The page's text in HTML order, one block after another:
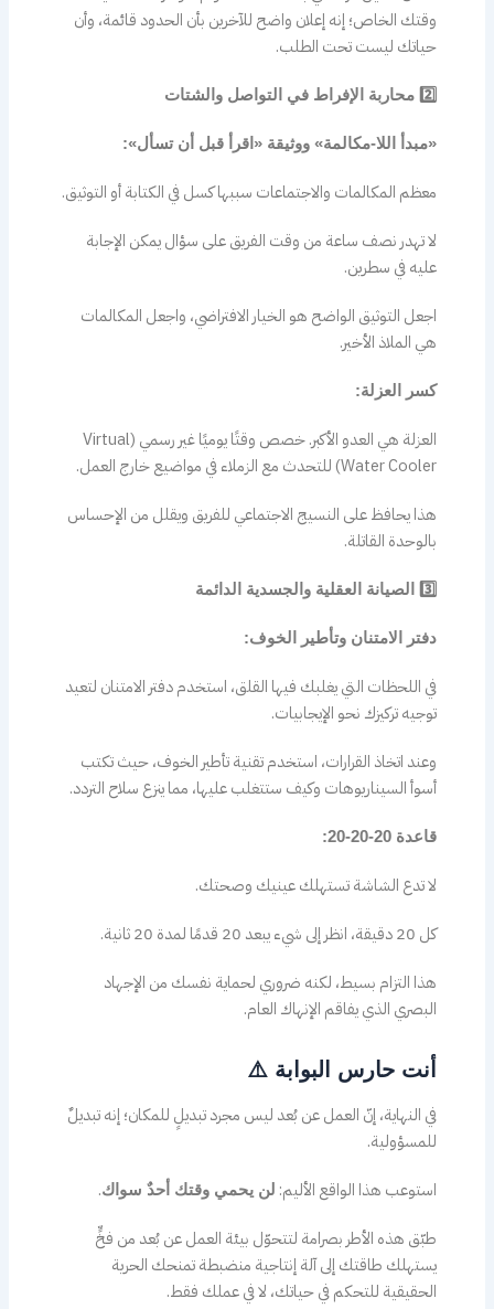
وقتك الخاص؛ إنه إعلان واضح للآخرين بأن الحدود قائمة، وأن
حياتك ليست تحت الطلب.
2️⃣ محاربة الإفراط في التواصل والشتات
«مبدأ اللا-مكالمة» ووثيقة «اقرأ قبل أن تسأل»:
معظم المكالمات والاجتماعات سببها كسل في الكتابة أو التوثيق.
لا تهدر نصف ساعة من وقت الفريق على سؤال يمكن الإجابة
عليه في سطرين.
اجعل التوثيق الواضح هو الخيار الافتراضي، واجعل المكالمات
هي الملاذ الأخير.
كسر العزلة:
العزلة هي العدو الأكبر. خصص وقتًا يوميًا غير رسمي (Virtual
Water Cooler) للتحدث مع الزملاء في مواضيع خارج العمل.
هذا يحافظ على النسيج الاجتماعي للفريق ويقلل من الإحساس
بالوحدة القاتلة.
3️⃣ الصيانة العقلية والجسدية الدائمة
دفتر الامتنان وتأطير الخوف:
في اللحظات التي يغلبك فيها القلق، استخدم دفتر الامتنان لتعيد
توجيه تركيزك نحو الإيجابيات.
وعند اتخاذ القرارات، استخدم تقنية تأطير الخوف، حيث تكتب
أسوأ السيناريوهات وكيف ستتغلب عليها، مما ينزع سلاح التردد.
قاعدة 20-20-20:
لا تدع الشاشة تستهلك عينيك وصحتك.
كل 20 دقيقة، انظر إلى شيء يبعد 20 قدمًا لمدة 20 ثانية.
هذا التزام بسيط، لكنه ضروري لحماية نفسك من الإجهاد
البصري الذي يفاقم الإنهاك العام.
أنت حارس البوابة ⚠️
في النهاية، إنّ العمل عن بُعد ليس مجرد تبديلٍ للمكان؛ إنه تبديلٌ
للمسؤولية.
استوعب هذا الواقع الأليم: لن يحمي وقتك أحدٌ سواك.
طبّق هذه الأطر بصرامة لتتحوّل بيئة العمل عن بُعد من فخٍّ
يستهلك طاقتك إلى آلة إنتاجية منضبطة تمنحك الحرية
الحقيقية للتحكم في حياتك، لا في عملك فقط.